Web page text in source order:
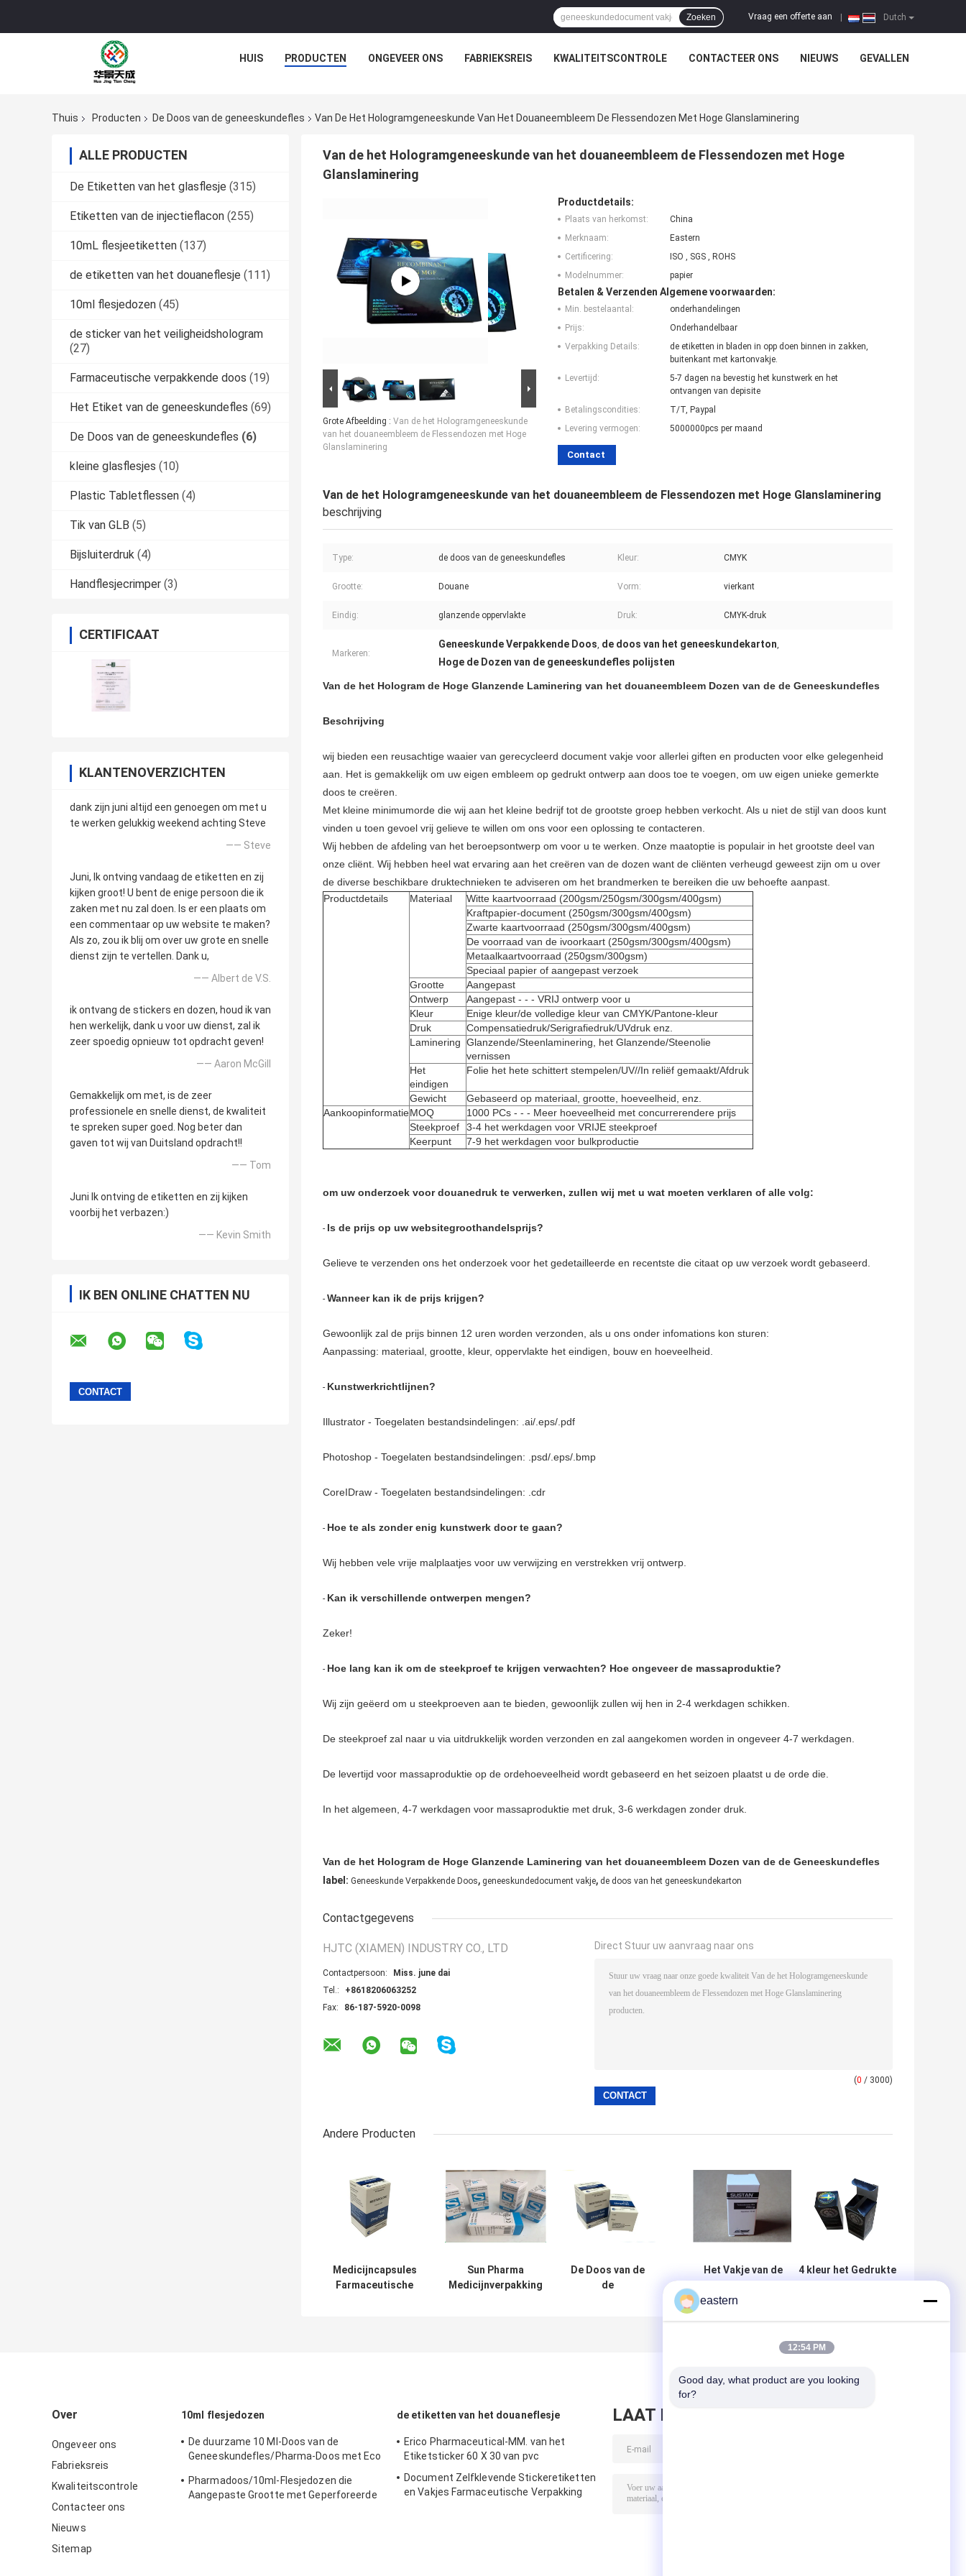
Dutch
Vraag een offerte aan
Zoeken
HUIS PRODUCTEN ONGEVEER ONS FABRIEKSREIS KWALITEITSCONTROLE CONTACTEER ONS NIEUWS GEVALLEN
Thuis Producten De Doos van de geneeskundefles Van De Het Hologramgeneeskunde Van Het Douaneembleem De Flessendozen Met Hoge Glanslaminering
ALLE PRODUCTEN
De Etiketten van het glasflesje (315)
Etiketten van de injectieflacon (255)
10mL flesjeetiketten (137)
de etiketten van het douaneflesje (111)
10ml flesjedozen (45)
de sticker van het veiligheidshologram
(27)
Farmaceutische verpakkende doos (19)
Het Etiket van de geneeskundefles (69)
De Doos van de geneeskundefles (6)
kleine glasflesjes (10)
Plastic Tabletflessen (4)
Tik van GLB (5)
Bijsluiterdruk (4)
Handflesjecrimper (3)
CERTIFICAAT
KLANTENOVERZICHTEN
dank zijn juni altijd een genoegen om met u
te werken gelukkig weekend achting Steve
—— Steve
Juni, Ik ontving vandaag de etiketten en zij
kijken groot! U bent de enige persoon die ik
zaken met nu zal doen. Is er een plaats om
een commentaar op uw website te maken?
Als zo, zou ik blij om over uw grote en snelle
dienst zijn te vertellen. Dank u,
—— Albert de V.S.
ik ontvang de stickers en dozen, houd ik van
hen werkelijk, dank u voor uw dienst, zal ik
zeer spoedig opnieuw tot opdracht geven!
—— Aaron McGill
Gemakkelijk om met, is de zeer
professionele en snelle dienst, de kwaliteit
te spreken super goed. Nog beter dan
gaven tot wij van Duitsland opdracht!!
—— Tom
Juni Ik ontving de etiketten en zij kijken
voorbij het verbazen:)
—— Kevin Smith
IK BEN ONLINE CHATTEN NU
Van de het Hologramgeneeskunde van het douaneembleem de Flessendozen met Hoge
Glanslaminering
Grote Afbeelding : Van de het Hologramgeneeskunde
van het douaneembleem de Flessendozen met Hoge
Glanslaminering
Productdetails:
Plaats van herkomst:
China
Merknaam:
Eastern
Certificering:
ISO , SGS , ROHS
Modelnummer:
papier
Betalen & Verzenden Algemene voorwaarden:
Min. bestelaantal:
onderhandelingen
Prijs:
Onderhandelbaar
Verpakking Details:
de etiketten in bladen in opp doen binnen in zakken,
buitenkant met kartonvakje.
Levertijd:
5-7 dagen na bevestig het kunstwerk en het
ontvangen van depisite
Betalingscondities:
T/T, Paypal
Levering vermogen:
5000000pcs per maand
Contact
Van de het Hologramgeneeskunde van het douaneembleem de Flessendozen met Hoge Glanslaminering
beschrijving
Type: de doos van de geneeskundefles Kleur: CMYK
Grootte: Douane Vorm: vierkant
Eindig: glanzende oppervlakte Druk: CMYK-druk
Markeren:
Geneeskunde Verpakkende Doos, de doos van het geneeskundekarton,
Hoge de Dozen van de geneeskundefles polijsten
Van de het Hologram de Hoge Glanzende Laminering van het douaneembleem Dozen van de de Geneeskundefles
Beschrijving
wij bieden een reusachtige waaier van gerecycleerd document vakje voor allerlei giften en producten voor elke gelegenheid
aan. Het is gemakkelijk om uw eigen embleem op gedrukt ontwerp aan doos toe te voegen, om uw eigen unieke gemerkte
doos te creëren.
Met kleine minimumorde die wij aan het kleine bedrijf tot de grootste groep hebben verkocht. Als u niet de stijl van doos kunt
vinden u toen gevoel vrij gelieve te willen om ons voor een oplossing te contacteren.
Wij hebben de afdeling van het beroepsontwerp om voor u te werken. Onze maatoptie is populair in het grootste deel van
onze cliënt. Wij hebben heel wat ervaring aan het creëren van de dozen want de cliënten verheugd geweest zijn om u over
de diverse beschikbare druktechnieken te adviseren om het brandmerken te bereiken die uw behoefte aanpast.
Productdetails
Materiaal
Witte kaartvoorraad (200gsm/250gsm/300gsm/400gsm)
Kraftpapier-document (250gsm/300gsm/400gsm)
Zwarte kaartvoorraad (250gsm/300gsm/400gsm)
De voorraad van de ivoorkaart (250gsm/300gsm/400gsm)
Metaalkaartvoorraad (250gsm/300gsm)
Speciaal papier of aangepast verzoek
Grootte
Aangepast
Ontwerp
Aangepast - - - VRIJ ontwerp voor u
Kleur
Enige kleur/de volledige kleur van CMYK/Pantone-kleur
Druk
Compensatiedruk/Serigrafiedruk/UVdruk enz.
Laminering Glanzende/Steenlaminering, het Glanzende/Steenolie
vernissen
Het
eindigen
Folie het hete schittert stempelen/UV//In reliëf gemaakt/Afdruk
Gewicht
Gebaseerd op materiaal, grootte, hoeveelheid, enz.
AankoopinformatieMOQ
1000 PCs - - - Meer hoeveelheid met concurrerendere prijs
Steekproef
3-4 het werkdagen voor VRIJE steekproef
Keerpunt
7-9 het werkdagen voor bulkproductie
om uw onderzoek voor douanedruk te verwerken, zullen wij met u wat moeten verklaren of alle volg:
- Is de prijs op uw websitegroothandelsprijs?
Gelieve te verzenden ons het onderzoek voor het gedetailleerde en recentste die citaat op uw verzoek wordt gebaseerd.
- Wanneer kan ik de prijs krijgen?
Gewoonlijk zal de prijs binnen 12 uren worden verzonden, als u ons onder infomations kon sturen:
Aanpassing: materiaal, grootte, kleur, oppervlakte het eindigen, bouw en hoeveelheid.
- Kunstwerkrichtlijnen?
Illustrator - Toegelaten bestandsindelingen: .ai/.eps/.pdf
Photoshop - Toegelaten bestandsindelingen: .psd/.eps/.bmp
CoreIDraw - Toegelaten bestandsindelingen: .cdr
- Hoe te als zonder enig kunstwerk door te gaan?
Wij hebben vele vrije malplaatjes voor uw verwijzing en verstrekken vrij ontwerp.
- Kan ik verschillende ontwerpen mengen?
Zeker!
- Hoe lang kan ik om de steekproef te krijgen verwachten? Hoe ongeveer de massaproduktie?
Wij zijn geëerd om u steekproeven aan te bieden, gewoonlijk zullen wij hen in 2-4 werkdagen schikken.
De steekproef zal naar u via uitdrukkelijk worden verzonden en zal aangekomen worden in ongeveer 4-7 werkdagen.
De levertijd voor massaproduktie op de ordehoeveelheid wordt gebaseerd en het seizoen plaatst u de orde die.
In het algemeen, 4-7 werkdagen voor massaproduktie met druk, 3-6 werkdagen zonder druk.
Van de het Hologram de Hoge Glanzende Laminering van het douaneembleem Dozen van de de Geneeskundefles
label: Geneeskunde Verpakkende Doos, geneeskundedocument vakje, de doos van het geneeskundekarton
Contactgegevens
HJTC (XIAMEN) INDUSTRY CO., LTD
Contactpersoon:
Miss. june dai
Tel.:
+8618206063252
Fax:
86-187-5920-0098
Direct Stuur uw aanvraag naar ons
(0 / 3000)
Andere Producten
Medicijncapsules
Farmaceutische
Sun Pharma
Medicijnverpakking
De Doos van de
de
Het Vakje van de
Verpakking/Geneeskunde
Document Vakje met
4 kleur het Gedrukte
Eindigen
Over
Ongeveer ons
Fabrieksreis
Kwaliteitscontrole
Contacteer ons
Nieuws
Sitemap
10ml flesjedozen
De duurzame 10 Ml-Doos van de
Geneeskundefles/Pharma-Doos met Eco
Pharmadoos/10ml-Flesjedozen die
Aangepaste Grootte met Geperforeerde
de etiketten van het douaneflesje
Erico Pharmaceutical-MM. van het
Etiketsticker 60 X 30 van pvc
Document Zelfklevende Stickeretiketten
en Vakjes Farmaceutische Verpakking
LAAT BERICHT ACHTER
eastern
12:54 PM
Good day, what product are you looking
for?